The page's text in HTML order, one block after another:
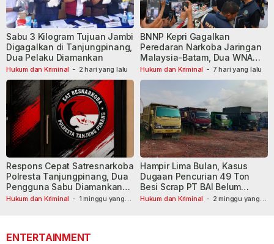
Hukum dan Kriminal - 2 hari yang lalu
Sabu 3 Kilogram Tujuan Jambi
Digagalkan di Tanjungpinang,
Dua Pelaku Diamankan
Hukum dan Kriminal - 7 hari yang lalu
BNNP Kepri Gagalkan
Peredaran Narkoba Jaringan
Malaysia-Batam, Dua WNA
Masih Diburu
Hukum dan Kriminal - 1 minggu yang
Respons Cepat Satresnarkoba
Polresta Tanjungpinang, Dua
Pengguna Sabu Diamankan
Usai Dilaporkan ke Call Center
Hukum dan Kriminal - 2 minggu yang
Hampir Lima Bulan, Kasus
Dugaan Pencurian 49 Ton
Besi Scrap PT BAI Belum
Tetapkan Tersangka
ENTERTAINMENT